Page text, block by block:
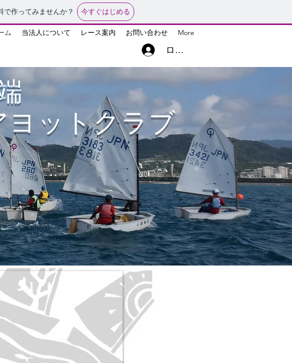
で作ってみませんか？ 今すぐはじめる
ム 当法人について レース案内 お問い合わせ More
ログイン
ヨットクラブ